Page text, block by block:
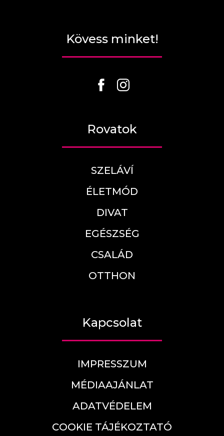
Kövess minket!
Rovatok
SZELÁVÍ
ÉLETMÓD
DIVAT
EGÉSZSÉG
CSALÁD
OTTHON
Kapcsolat
IMPRESSZUM
MÉDIAAJÁNLAT
ADATVÉDELEM
COOKIE TÁJÉKOZTATÓ